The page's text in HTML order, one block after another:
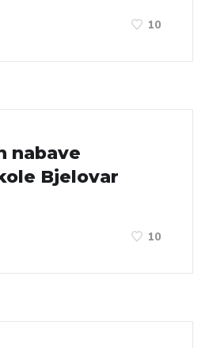
10
nabave
Bjelovar
10